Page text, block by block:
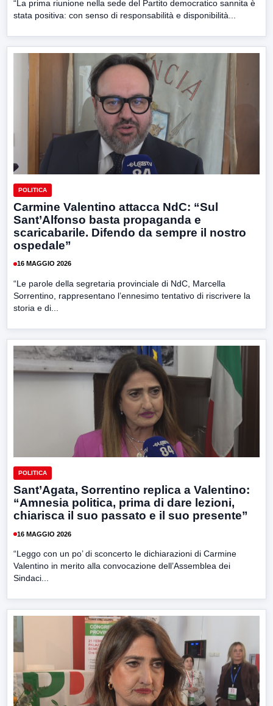
“La prima riunione nella sede del Partito democratico sannita è
stata positiva: con senso di responsabilità e disponibilità...
POLITICA
Carmine Valentino attacca NdC: “Sul
Sant’Alfonso basta propaganda e
scaricabarile. Difendo da sempre il nostro
ospedale”
16 MAGGIO 2026
“Le parole della segretaria provinciale di NdC, Marcella
Sorrentino, rappresentano l’ennesimo tentativo di riscrivere la
storia e di...
POLITICA
Sant’Agata, Sorrentino replica a Valentino:
“Amnesia politica, prima di dare lezioni,
chiarisca il suo passato e il suo presente”
16 MAGGIO 2026
“Leggo con un po’ di sconcerto le dichiarazioni di Carmine
Valentino in merito alla convocazione dell’Assemblea dei
Sindaci...